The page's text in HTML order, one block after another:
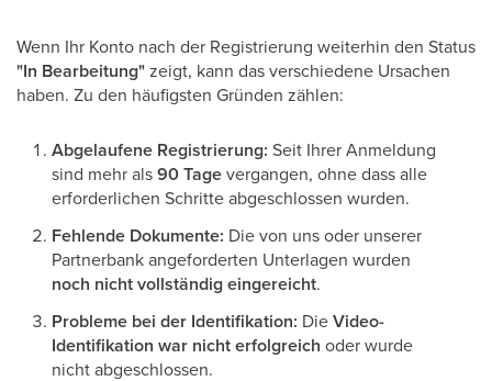
Wenn Ihr Konto nach der Registrierung weiterhin den Status
"In Bearbeitung"zeigt, kann das verschiedene Ursachen
haben. Zu den häufigsten Gründen zählen:
Abgelaufene Registrierung: Seit Ihrer Anmeldung
sind mehr als90 Tagevergangen, ohne dass alle
erforderlichen Schritte abgeschlossen wurden.
Fehlende Dokumente: Die von uns oder unserer
Partnerbank angeforderten Unterlagen wurden
noch nicht vollständig eingereicht.
Probleme bei der Identifikation: DieVideo-
Identifikation war nicht erfolgreich oder wurde
nicht abgeschlossen.